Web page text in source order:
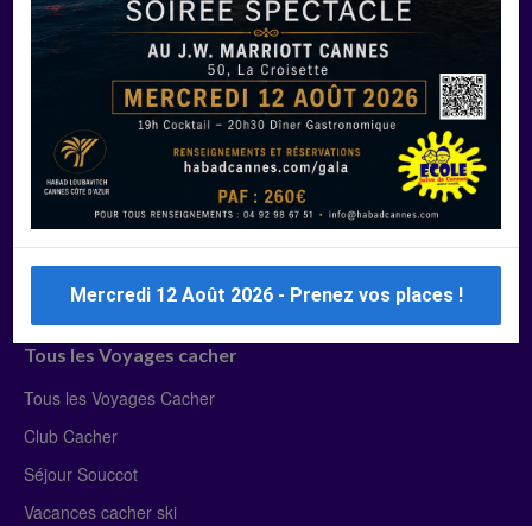
Manger Cacher
Liste des restaurants cacher
Restaurants cacher à Paris
Restaurants cacher à Deauville
Restaurants cacher à Lyon
Restaurants cacher à Marseille
Restaurants cacher Dubaï
Tous les Voyages cacher
Tous les Voyages Cacher
Club Cacher
Séjour Souccot
Vacances cacher ski
Mercredi 12 Août 2026 - Prenez vos places !